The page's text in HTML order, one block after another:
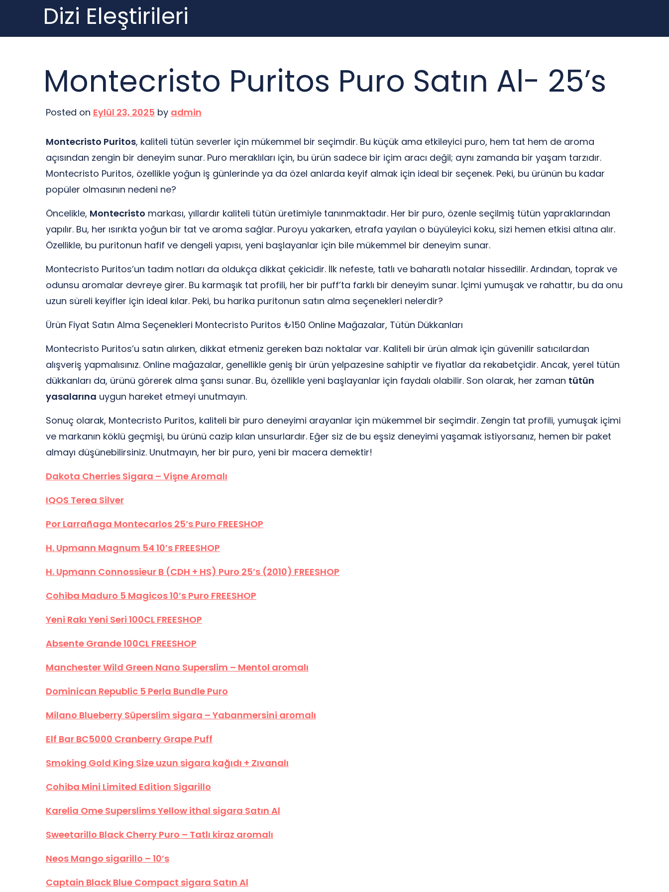
content
Dizi Eleştirileri
Montecristo Puritos Puro Satın Al- 25’s
Posted on Eylül 23, 2025 by admin
Montecristo Puritos, kaliteli tütün severler için mükemmel bir seçimdir. Bu küçük ama etkileyici puro, hem tat hem de aroma
açısından zengin bir deneyim sunar. Puro meraklıları için, bu ürün sadece bir içim aracı değil; aynı zamanda bir yaşam tarzıdır.
Montecristo Puritos, özellikle yoğun iş günlerinde ya da özel anlarda keyif almak için ideal bir seçenek. Peki, bu ürünün bu kadar
popüler olmasının nedeni ne?
Öncelikle, Montecristo markası, yıllardır kaliteli tütün üretimiyle tanınmaktadır. Her bir puro, özenle seçilmiş tütün yapraklarından
yapılır. Bu, her ısırıkta yoğun bir tat ve aroma sağlar. Puroyu yakarken, etrafa yayılan o büyüleyici koku, sizi hemen etkisi altına alır.
Özellikle, bu puritonun hafif ve dengeli yapısı, yeni başlayanlar için bile mükemmel bir deneyim sunar.
Montecristo Puritos’un tadım notları da oldukça dikkat çekicidir. İlk nefeste, tatlı ve baharatlı notalar hissedilir. Ardından, toprak ve
odunsu aromalar devreye girer. Bu karmaşık tat profili, her bir puff’ta farklı bir deneyim sunar. İçimi yumuşak ve rahattır, bu da onu
uzun süreli keyifler için ideal kılar. Peki, bu harika puritonun satın alma seçenekleri nelerdir?
Ürün Fiyat Satın Alma Seçenekleri Montecristo Puritos ₺150 Online Mağazalar, Tütün Dükkanları
Montecristo Puritos’u satın alırken, dikkat etmeniz gereken bazı noktalar var. Kaliteli bir ürün almak için güvenilir satıcılardan
alışveriş yapmalısınız. Online mağazalar, genellikle geniş bir ürün yelpazesine sahiptir ve fiyatlar da rekabetçidir. Ancak, yerel tütün
dükkanları da, ürünü görerek alma şansı sunar. Bu, özellikle yeni başlayanlar için faydalı olabilir. Son olarak, her zaman tütün
yasalarına uygun hareket etmeyi unutmayın.
Sonuç olarak, Montecristo Puritos, kaliteli bir puro deneyimi arayanlar için mükemmel bir seçimdir. Zengin tat profili, yumuşak içimi
ve markanın köklü geçmişi, bu ürünü cazip kılan unsurlardır. Eğer siz de bu eşsiz deneyimi yaşamak istiyorsanız, hemen bir paket
almayı düşünebilirsiniz. Unutmayın, her bir puro, yeni bir macera demektir!
Dakota Cherries Sigara – Vişne Aromalı
IQOS Terea Silver
Por Larrañaga Montecarlos 25’s Puro FREESHOP
H. Upmann Magnum 54 10’s FREESHOP
H. Upmann Connossieur B (CDH + HS) Puro 25’s (2010) FREESHOP
Cohiba Maduro 5 Magicos 10’s Puro FREESHOP
Yeni Rakı Yeni Seri 100CL FREESHOP
Absente Grande 100CL FREESHOP
Manchester Wild Green Nano Superslim – Mentol aromalı
Dominican Republic 5 Perla Bundle Puro
Milano Blueberry Süperslim sigara – Yabanmersini aromalı
Elf Bar BC5000 Cranberry Grape Puff
Smoking Gold King Size uzun sigara kağıdı + Zıvanalı
Cohiba Mini Limited Edition Sigarillo
Karelia Ome Superslims Yellow ithal sigara Satın Al
Sweetarillo Black Cherry Puro – Tatlı kiraz aromalı
Neos Mango sigarillo – 10’s
Captain Black Blue Compact sigara Satın Al